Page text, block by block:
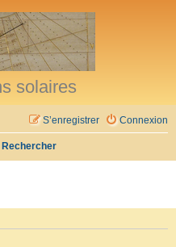
solaires
Connexion
S’enregistrer
Rechercher